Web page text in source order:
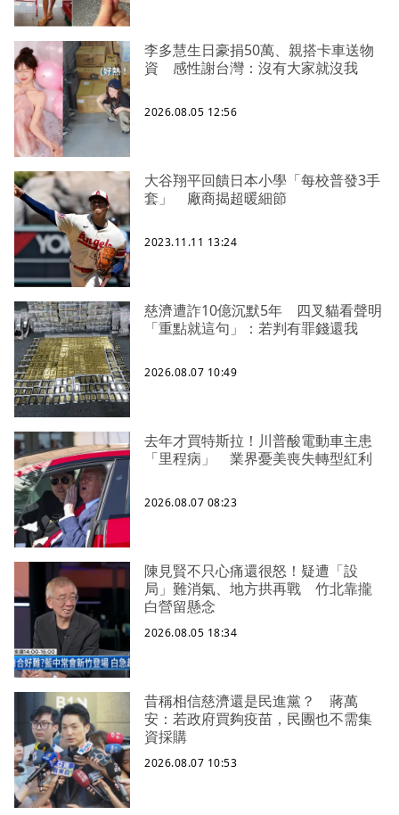
李多慧生日豪捐50萬、親搭卡車送物
資 感性謝台灣：沒有大家就沒我
2026.08.05 12:56
大谷翔平回饋日本小學「每校普發3手
套」 廠商揭超暖細節
2023.11.11 13:24
慈濟遭詐10億沉默5年 四叉貓看聲明
「重點就這句」：若判有罪錢還我
2026.08.07 10:49
去年才買特斯拉！川普酸電動車主患
「里程病」 業界憂美喪失轉型紅利
2026.08.07 08:23
陳見賢不只心痛還很怒！疑遭「設
局」難消氣、地方拱再戰 竹北靠攏
白營留懸念
2026.08.05 18:34
昔稱相信慈濟還是民進黨？ 蔣萬
安：若政府買夠疫苗，民團也不需集
資採購
2026.08.07 10:53